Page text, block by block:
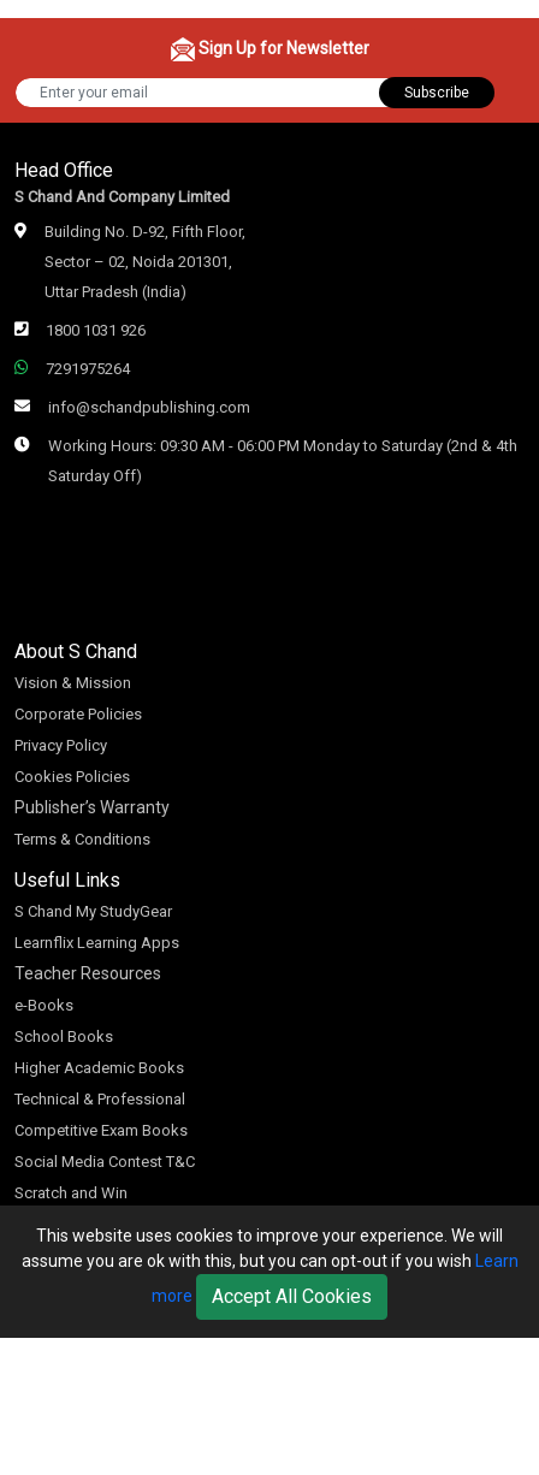
This website uses cookies to improve your experience. We will
assume you are ok with this, but you can opt-out if you wish Learn
more
Accept All Cookies
Sign Up for Newsletter
Subscribe
Head Office
S Chand And Company Limited
Building No. D-92, Fifth Floor,
Sector – 02, Noida 201301,
Uttar Pradesh (India)
1800 1031 926
7291975264
info@schandpublishing.com
Working Hours: 09:30 AM - 06:00 PM Monday to Saturday (2nd & 4th
Saturday Off)
About S Chand
Vision & Mission
Corporate Policies
Privacy Policy
Cookies Policies
Publisher’s Warranty
Terms & Conditions
Useful Links
S Chand My StudyGear
Learnflix Learning Apps
Teacher Resources
e-Books
School Books
Higher Academic Books
Technical & Professional
Competitive Exam Books
Social Media Contest T&C
Scratch and Win
Customer Account
Bookseller’s Login
Register for Special Offers